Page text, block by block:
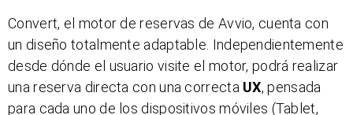
Convert, el motor de reservas de Avvio, cuenta con
un diseño totalmente adaptable. Independientemente
desde dónde el usuario visite el motor, podrá realizar
una reserva directa con una correcta UX, pensada
para cada uno de los dispositivos móviles (Tablet,